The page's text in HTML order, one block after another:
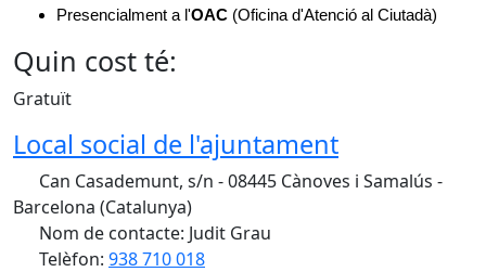
Presencialment a l'OAC (Oficina d'Atenció al Ciutadà)
Quin cost té:
Gratuït
Local social de l'ajuntament
Can Casademunt, s/n - 08445 Cànoves i Samalús -
Barcelona (Catalunya)
Nom de contacte: Judit Grau
Telèfon: 938 710 018